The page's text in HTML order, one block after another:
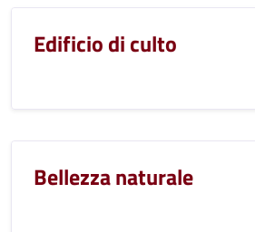
Edificio di culto
Bellezza naturale